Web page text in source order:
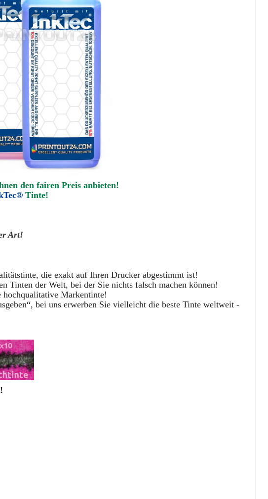
den fairen Preis anbieten!
Tinte!
Art!
die exakt auf Ihren Drucker abgestimmt ist!
Tinten der Welt, bei der Sie nichts falsch machen können!
hochqualitative Markentinte!
bei uns erwerben Sie vielleicht die beste Tinte weltweit -